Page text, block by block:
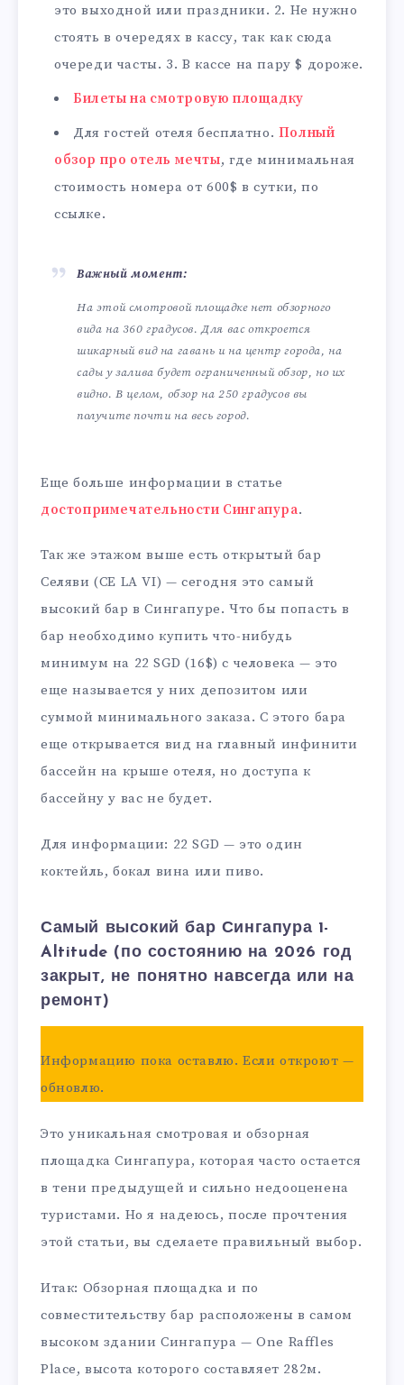
это выходной или праздники. 2. Не нужно
стоять в очередях в кассу, так как сюда
очереди часты. 3. В кассе на пару $ дороже.
Билеты на смотровую площадку
Для гостей отеля бесплатно. Полный
обзор про отель мечты, где минимальная
стоимость номера от 600$ в сутки, по
ссылке.
Важный момент:
На этой смотровой площадке нет обзорного
вида на 360 градусов. Для вас откроется
шикарный вид на гавань и на центр города, на
сады у залива будет ограниченный обзор, но их
видно. В целом, обзор на 250 градусов вы
получите почти на весь город.
Еще больше информации в статье
достопримечательности Сингапура.
Так же этажом выше есть открытый бар
Селяви (CE LA VI) — сегодня это самый
высокий бар в Сингапуре. Что бы попасть в
бар необходимо купить что-нибудь
минимум на 22 SGD (16$) с человека — это
еще называется у них депозитом или
суммой минимального заказа. С этого бара
еще открывается вид на главный инфинити
бассейн на крыше отеля, но доступа к
бассейну у вас не будет.
Для информации: 22 SGD — это один
коктейль, бокал вина или пиво.
Самый высокий бар Сингапура 1-
Altitude (по состоянию на 2026 год
закрыт, не понятно навсегда или на
ремонт)
Информацию пока оставлю. Если откроют —
обновлю.
Это уникальная смотровая и обзорная
площадка Сингапура, которая часто остается
в тени предыдущей и сильно недооценена
туристами. Но я надеюсь, после прочтения
этой статьи, вы сделаете правильный выбор.
Итак: Обзорная площадка и по
совместительству бар расположены в самом
высоком здании Сингапура — One Raffles
Place, высота которого составляет 282м.